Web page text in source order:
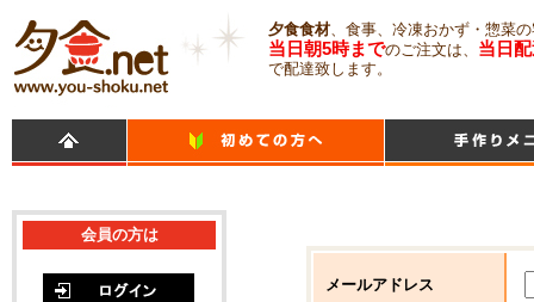
夕食食材、食事、冷凍おかず・惣菜
当日朝5時までのご注文は、 当日
で配達致します。
メールアドレス
会員の方は